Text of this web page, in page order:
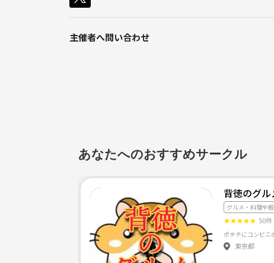
主催者へ問い合わせ
あなたへのおすすめサークル
背徳のグル
グルメ・料理全般
★★★★★ 50件
東京都